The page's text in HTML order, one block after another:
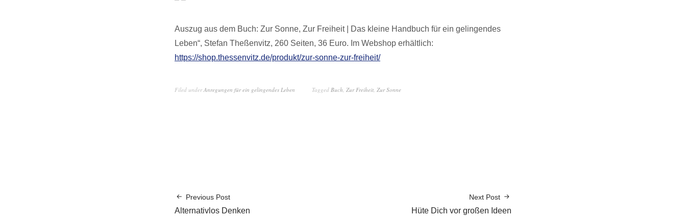
Auszug aus dem Buch: Zur Sonne, Zur Freiheit | Das kleine Handbuch für ein gelingendes
Leben“, Stefan Theßenvitz, 260 Seiten, 36 Euro. Im Webshop erhältlich:
https://shop.thessenvitz.de/produkt/zur-sonne-zur-freiheit/
Filed underAnregungen für ein gelingendes Leben Tagged Buch, Zur Freiheit, Zur Sonne
Previous Post
Alternativlos Denken
Next Post
Hüte Dich vor großen Ideen